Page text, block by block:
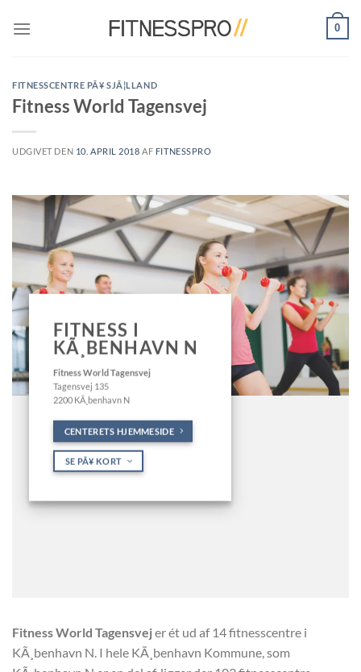
0
FITNESSCENTRE PÃ¥ SJÃ¦LLAND
Fitness World Tagensvej
UDGIVET DEN 10. APRIL 2018 AF FITNESSPRO
FITNESS I
KÃ¸BENHAVN N
Fitness World Tagensvej
Tagensvej 135
2200 KÃ¸benhavn N
CENTERETS HJEMMESIDE
SE PÃ¥ KORT
Fitness World Tagensvejer ét ud af 14 fitnesscentre i
KÃ¸benhavn N. I hele KÃ¸benhavn Kommune, som